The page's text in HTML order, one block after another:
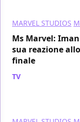
MARVEL STUDIOS
Ms Marvel:
sua reazione
finale
TV